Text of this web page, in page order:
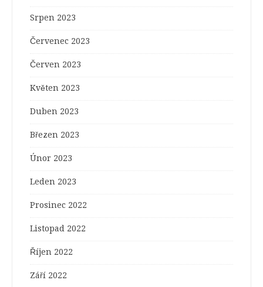
Srpen 2023
Červenec 2023
Červen 2023
Květen 2023
Duben 2023
Březen 2023
Únor 2023
Leden 2023
Prosinec 2022
Listopad 2022
Říjen 2022
Září 2022